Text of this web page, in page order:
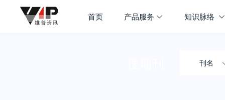
首页 产品服务 知识脉络
刊名